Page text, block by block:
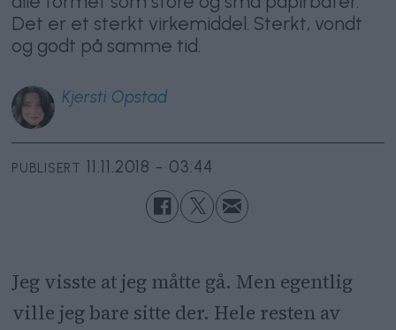
Det er et sterkt virkemiddel. Sterkt, vondt
og godt på samme tid.
Kjersti Opstad
PUBLISERT 11.11.2018 - 03:44
Jeg visste at jeg måtte gå. Men egentlig
ville jeg bare sitte der. Hele resten av